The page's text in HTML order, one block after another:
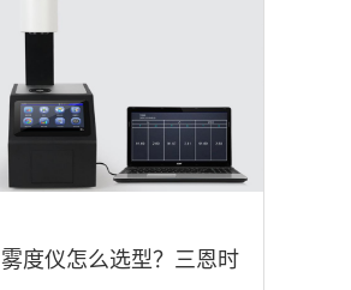
雾度仪怎么选型？三恩时